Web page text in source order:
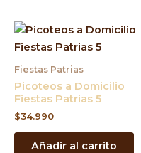
Fiestas Patrias
Picoteos a Domicilio
Fiestas Patrias 5
$34.990
Añadir al carrito